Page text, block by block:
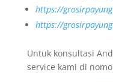
https://
https://
Untuk konsultasi
service kami di